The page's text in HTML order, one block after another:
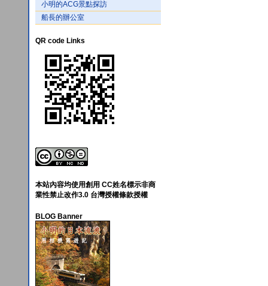
小明的ACG景點探訪
船長的辦公室
QR code Links
本站內容均使用創用 CC姓名標示非商
業性禁止改作3.0 台灣授權條款授權
BLOG Banner